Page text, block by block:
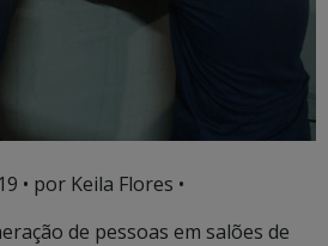
• por Keila Flores •
de pessoas em salões de